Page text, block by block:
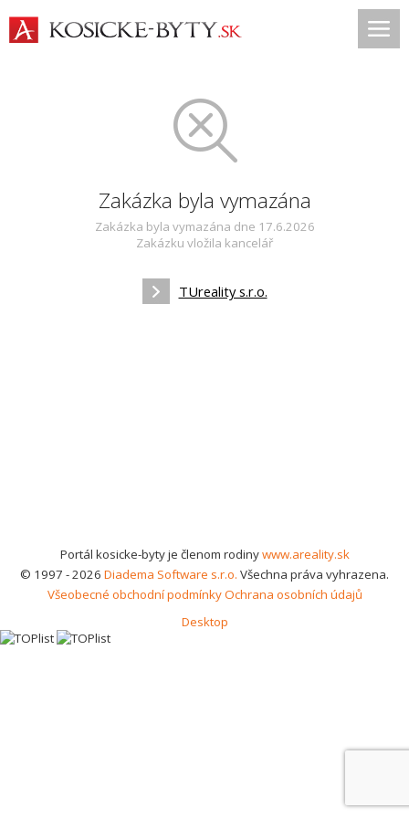
Zakázka byla vymazána
Zakázka byla vymazána dne 17.6.2026
Zakázku vložila kancelář
TUreality s.r.o.
Portál kosicke-byty je členom rodinywww.areality.sk
© 1997 - 2026 Diadema Software s.r.o. Všechna práva vyhrazena.
Všeobecné obchodní podmínkyOchrana osobních údajů
Desktop